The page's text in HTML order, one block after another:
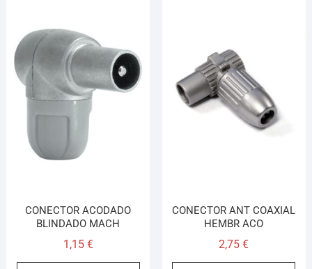
CONECTOR ACODADO
BLINDADO MACH
1,15 €
CONECTOR ANT COAXIAL
HEMBR ACO
2,75€